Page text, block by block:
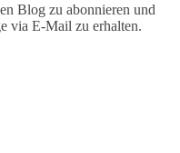
Blog zu abonnieren und
via E-Mail zu erhalten.